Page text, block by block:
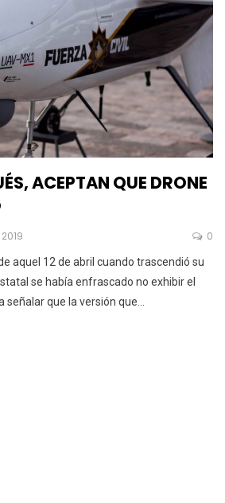
ACEPTAN QUE DRONE
0
aquel 12 de abril cuando trascendió su
se había enfrascado no exhibir el
señalar que la versión que